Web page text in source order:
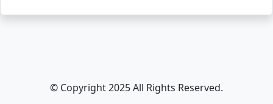
© Copyright 2025 All Rights Reserved.